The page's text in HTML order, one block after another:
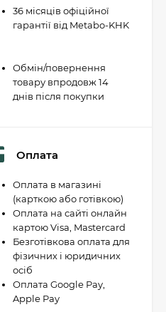
36 місяців офіційної
гарантії від Metabo-KHK
Обмін/повернення
товару впродовж 14
днів після покупки
Оплата
Оплата в магазині
(карткою або готівкою)
Оплата на сайті онлайн
картою Visa, Mastercard
Безготівкова оплата для
фізичних і юридичних
осіб
Оплата Google Pay,
Apple Pay